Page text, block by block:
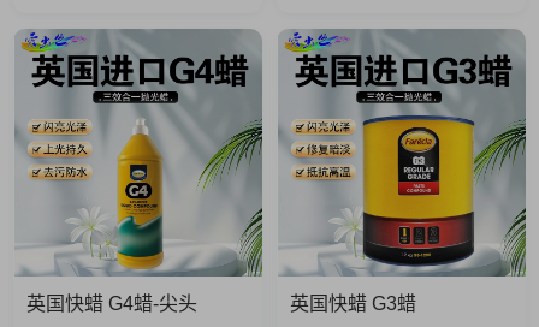
英国快蜡 G4蜡-尖头 英国快蜡 G3蜡